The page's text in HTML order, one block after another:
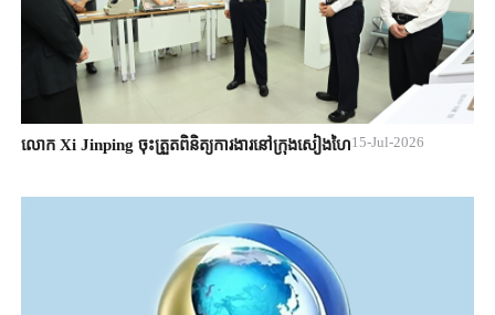
លោក Xi Jinping ចុះត្រួតពិនិត្យការងារនៅក្រុងសៀងហៃ15-Jul-2026